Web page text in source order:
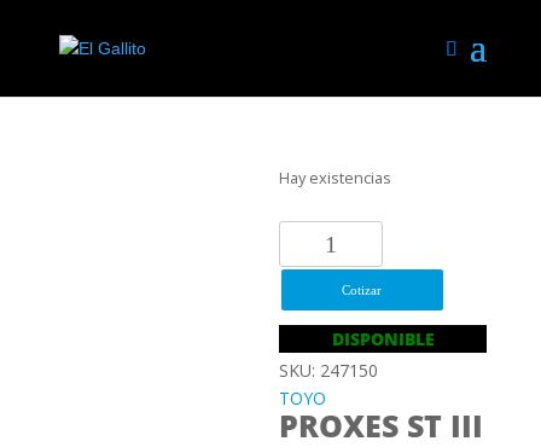
Hay existencias
255/60R18
112V
PROXES
III
cantidad
Cotizar
DISPONIBLE
SKU: 247150
TOYO
PROXES ST III